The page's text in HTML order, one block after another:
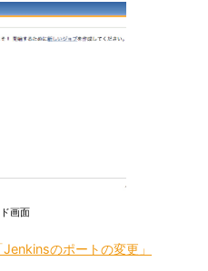
画面
Jenkinsのポートの変更」